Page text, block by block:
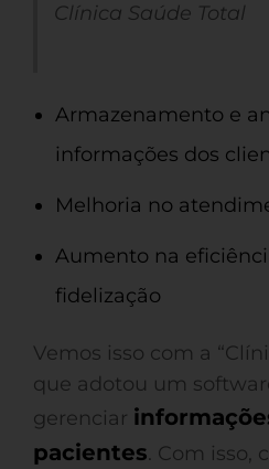
Clínica Saúde Total
Armazenamento e
informações dos
Melhoria no
Aumento na
fidelização
Vemos isso com a
que adotou um
gerenciar
pacientes. Com isso,